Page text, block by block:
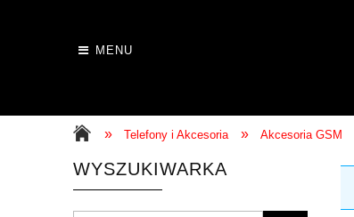
MENU
» Telefony i Akcesoria » Akcesoria GSM
WYSZUKIWARKA